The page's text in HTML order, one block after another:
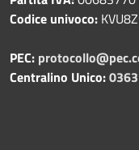
Codice univoco:
PEC:
Centralino Unico: